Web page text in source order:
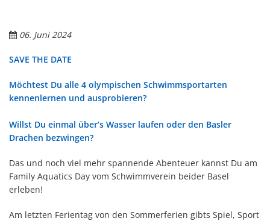
06. Juni 2024
SAVE THE DATE
Möchtest Du alle 4 olympischen Schwimmsportarten
kennenlernen und ausprobieren?
Willst Du einmal über’s Wasser laufen oder den Basler
Drachen bezwingen?
Das und noch viel mehr spannende Abenteuer kannst Du am
Family Aquatics Day vom Schwimmverein beider Basel
erleben!
Am letzten Ferientag von den Sommerferien gibts Spiel, Sport